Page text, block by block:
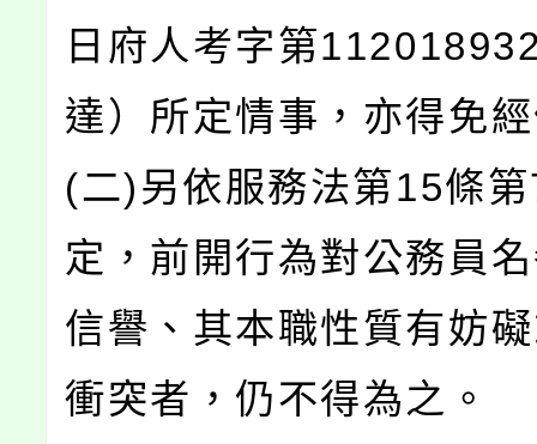
日府人考字第
達）所定情事，亦得免
(二)另依服務法第15條
定，前開行為對公務員
信譽、其本職性質有妨
衝突者，仍不得為之。